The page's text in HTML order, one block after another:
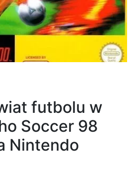
futbolu w
Soccer 98
Nintendo